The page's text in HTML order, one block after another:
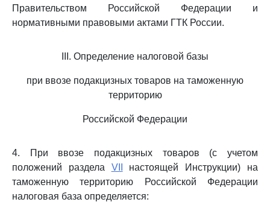
Правительством Российской Федерации и
нормативными правовыми актами ГТК России.
III. Определение налоговой базы
при ввозе подакцизных товаров на таможенную
территорию
Российской Федерации
4. При ввозе подакцизных товаров (с учетом
положений раздела VII
настоящей Инструкции) на
таможенную территорию Российской Федерации
налоговая база определяется: